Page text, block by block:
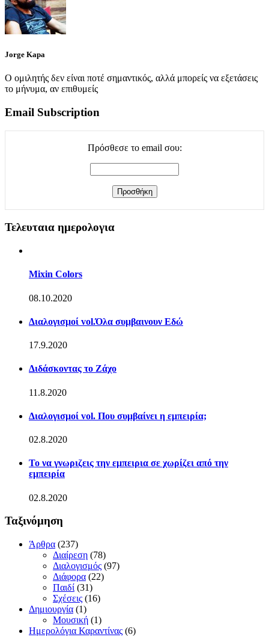
Jorge Kapa
Ο ομιλητής δεν είναι ποτέ σημαντικός, αλλά μπορείς να εξετάσεις
το μήνυμα, αν επιθυμείς
Email Subscription
Πρόσθεσε το email σου:
Τελευταια ημερολογια
Mixin Colors
08.10.2020
Διαλογισμοί vol.Όλα συμβαινουν Εδώ
17.9.2020
Διδάσκοντας το Ζάχο
11.8.2020
Διαλογισμοί vol. Που συμβαίνει η εμπειρία;
02.8.2020
Το να γνωριζεις την εμπειρια σε χωρίζει από την
εμπειρία
02.8.2020
Ταξινόμηση
Άρθρα (237)
Διαίρεση (78)
Διαλογισμός (97)
Διάφορα (22)
Παιδί (31)
Σχέσεις (16)
Δημιουργία (1)
Μουσική (1)
Ημερολόγια Καραντίνας (6)